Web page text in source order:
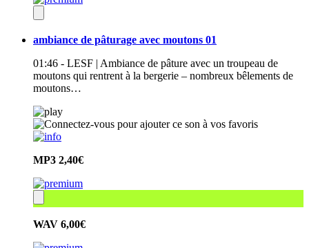
ambiance de pâturage avec moutons 01
01:46 - LESF | Ambiance de pâture avec un troupeau de
moutons qui rentrent à la bergerie – nombreux bêlements de
moutons…
MP3 2,40€
WAV 6,00€